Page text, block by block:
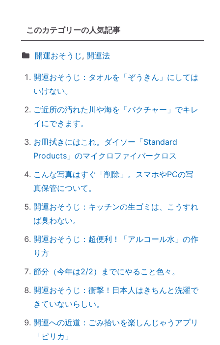
【心と魂が整う】産土神社に参拝するメリ
実はNG！？｜やってはいけない参拝マナ
ー７つ
「鉄分」と「温活」で開運♪～鉄瓶を再生
してみた
拭く活は「福活」
こうしてみよう。
「産土神社ヒーリング」の流れ
究極のアーシング。「砂浴」でデトックス
してきました（２）
究極のアーシング。「砂浴」でデトックス
してきました（１）
音で世界を整える「天才バイオリニスト
HIMARIさん」～聞くだけで身体が整えられ
ハタキをかけると部屋の波動が上がる♪
情報に振り回されず、必要な情報を受け取
るコツ
非常用トイレ（尿と便を分ければ臭わな
い）
このカテゴリーの人気記事
開運おそうじ, 開運法
開運おそうじ：タオルを「ぞうきん」にしては
いけない。
ご近所の汚れた川や海を「バクチャー」でキレ
イにできます。
お皿拭きにはこれ。ダイソー「Standard
Products」のマイクロファイバークロス
こんな写真はすぐ「削除」。スマホやPCの写
真保管について。
開運おそうじ：キッチンの生ゴミは、こうすれ
ば臭わない。
開運おそうじ：超便利！「アルコール水」の作
り方
節分（今年は2/2）までにやること色々。
開運おそうじ：衝撃！日本人はきちんと洗濯で
きていないらしい。
開運への近道：ごみ拾いを楽しんじゃうアプリ
「ピリカ」